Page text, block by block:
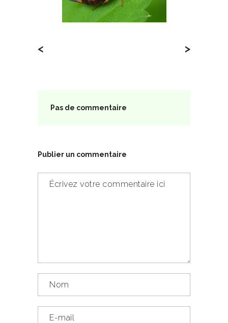
< >
Pas de commentaire
Publier un commentaire